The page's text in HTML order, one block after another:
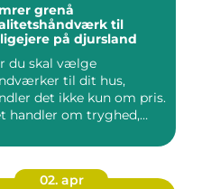
grenå
til
på djursland
du skal vælge
til dit hus,
det ikke kun om pris.
handler om tryghed,
02. apr